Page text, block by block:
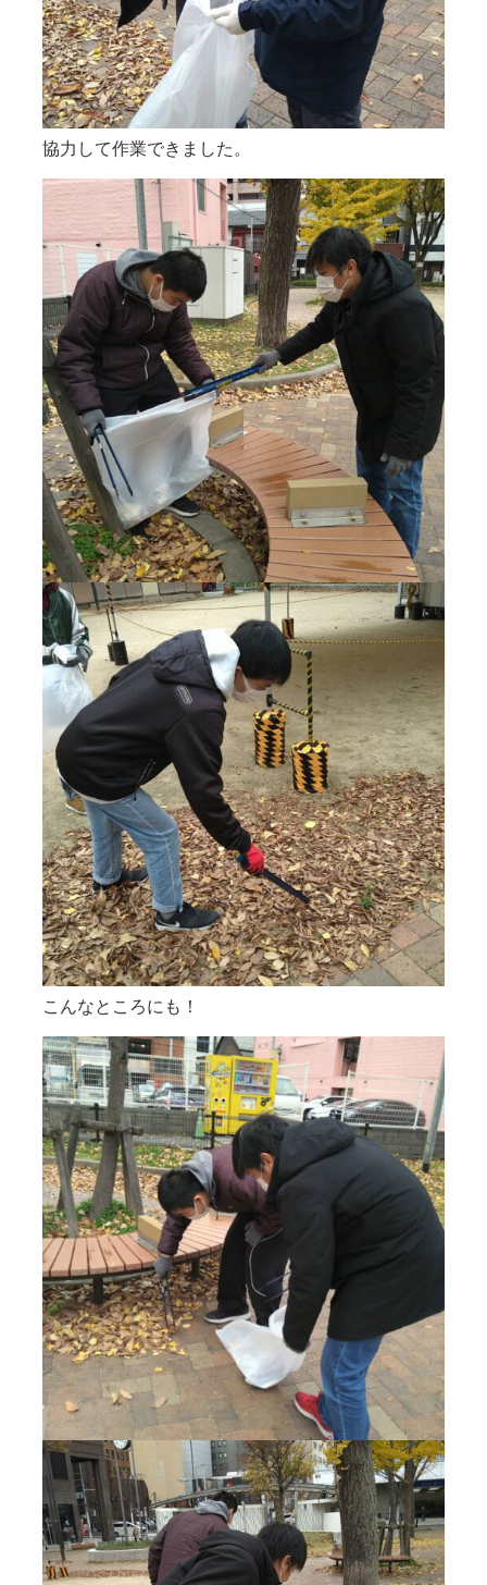
協力して作業できました。
こんなところにも！